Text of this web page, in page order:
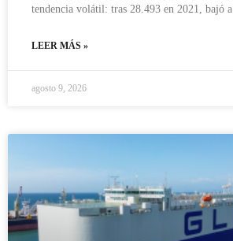
tendencia volátil: tras 28.493 en 2021, bajó a
LEER MÁS »
agosto 9, 2026